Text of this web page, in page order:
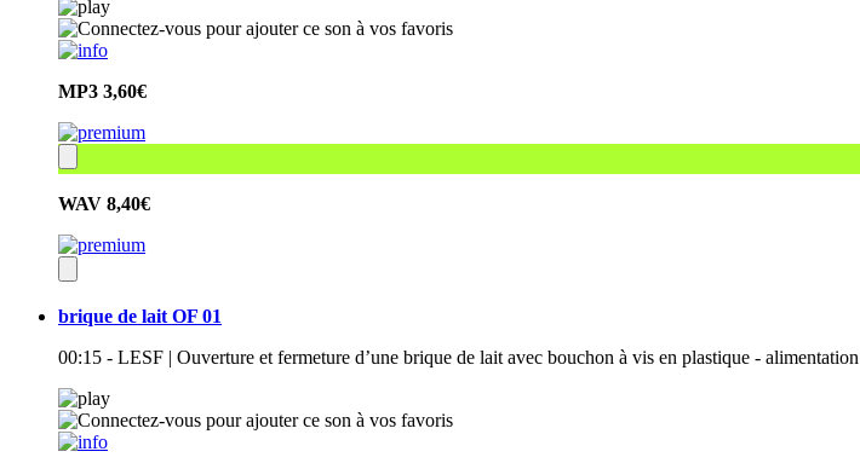
MP3 3,60€
WAV 8,40€
brique de lait OF 01
00:15 - LESF | Ouverture et fermeture d’une brique de lait avec bouchon à vis en plastique - alimentation